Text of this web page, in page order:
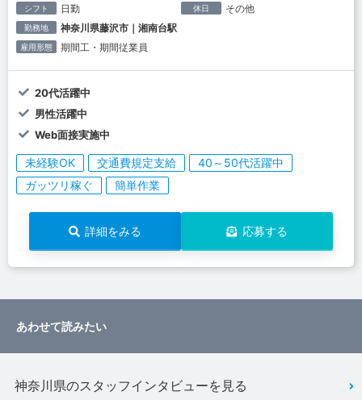
シフト 日勤 休日 その他
勤務地 神奈川県藤沢市｜湘南台駅
雇用形態 期間工・期間従業員
20代活躍中
男性活躍中
Web面接実施中
未経験OK 交通費規定支給
40～50代活躍中
ガッツリ稼ぐ
簡単作業
詳細をみる 応募する
あわせて読みたい
神奈川県のスタッフインタビューを見る